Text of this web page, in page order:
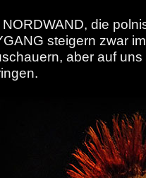
die
steigern zwar
aber auf